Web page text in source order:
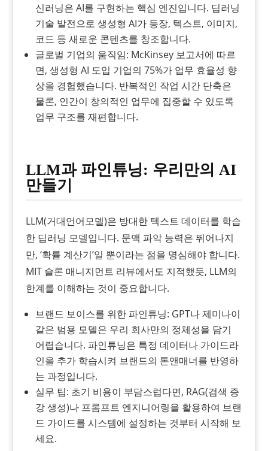
신러닝은 AI를 구현하는 핵심 엔진입니다. 딥러닝
기술 발전으로 생성형 AI가 등장, 텍스트, 이미지,
코드 등 새로운 콘텐츠를 창조합니다.
글로벌 기업의 움직임: McKinsey 보고서에 따르
면, 생성형 AI 도입 기업의 75%가 업무 효율성 향
상을 경험했습니다. 반복적인 작업 시간 단축은
물론, 인간이 창의적인 업무에 집중할 수 있도록
업무 구조를 재편합니다.
LLM과 파인튜닝: 우리만의 AI
만들기
LLM(거대언어모델)은 방대한 텍스트 데이터를 학습
한 딥러닝 모델입니다. 문맥 파악 능력은 뛰어나지
만, ‘확률 계산기’일 뿐이라는 점을 명심해야 합니다.
MIT 슬론 매니지먼트 리뷰에서도 지적했듯, LLM의
한계를 이해하는 것이 중요합니다.
브랜드 보이스를 위한 파인튜닝: GPT나 제미나이
같은 범용 모델은 우리 회사만의 정체성을 담기
어렵습니다. 파인튜닝은 특정 데이터나 가이드라
인을 추가 학습시켜 브랜드의 톤앤매너를 반영하
는 과정입니다.
실무 팁: 초기 비용이 부담스럽다면, RAG(검색 증
강 생성)나 프롬프트 엔지니어링을 활용하여 브랜
드 가이드를 시스템에 설정하는 것부터 시작해 보
세요.